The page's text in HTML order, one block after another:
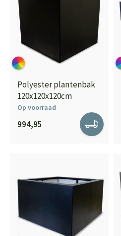
Polyester plantenbak
120x120x120cm
Op voorraad
994,95